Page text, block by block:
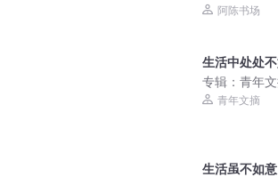
阿陈书场
生活中处处
专辑： 青年
青年文摘
生活虽不如